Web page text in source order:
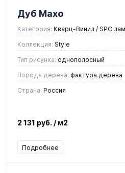
Дуб Махо
Категория: Кварц-Винил / SPC
Коллекция: Style
Тип рисунка: однополосный
Порода дерева: фактура дерева
Страна: Россия
2 131 руб. / м2
Подробнее